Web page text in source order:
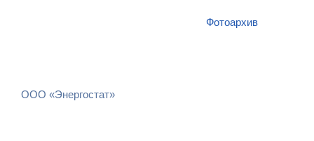
Фотоархив
ООО «Энергостат»